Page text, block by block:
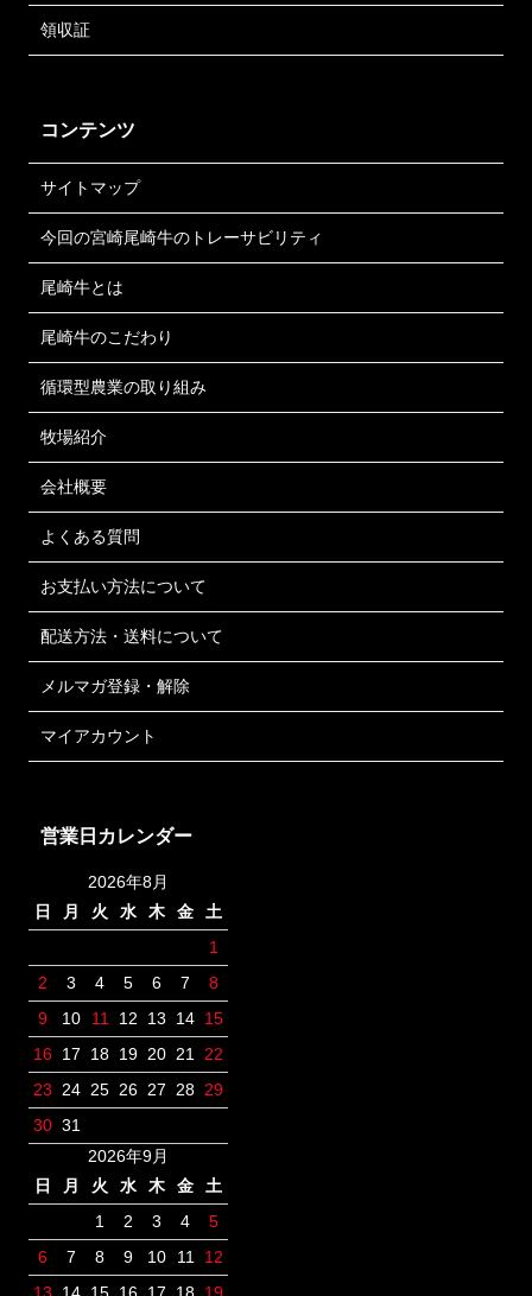
領収証
コンテンツ
サイトマップ
今回の宮崎尾崎牛のトレーサビリティ
尾崎牛とは
尾崎牛のこだわり
循環型農業の取り組み
牧場紹介
会社概要
よくある質問
お支払い方法について
配送方法・送料について
メルマガ登録・解除
マイアカウント
営業日カレンダー
2026年8月
日
月 火 水 木 金
土
1
2
3 4 5 6 7
8
9
10 11 12 13 14 15
16 17 18 19 20 21
22
23
24 25 26 27 28 29
30 31
2026年9月
日
月 火 水 木 金
土
1
2 3 4
5
6
7 8 9 10 11
12
13
14 15 16 17 18 19